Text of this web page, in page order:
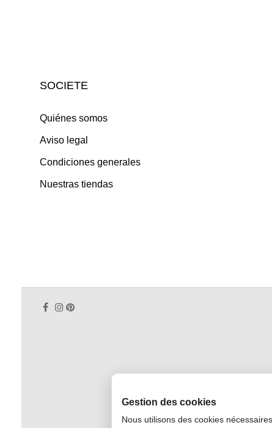
SOCIETE
Quiénes somos
Aviso legal
Condiciones generales
Nuestras tiendas
Gestion des cookies
Nous utilisons des cookies